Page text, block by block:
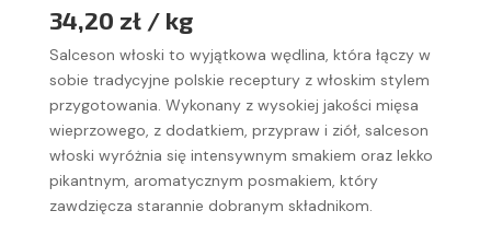
do
34,22 zł
34,20 zł / kg
Salceson włoski to wyjątkowa wędlina, która łączy w
sobie tradycyjne polskie receptury z włoskim stylem
przygotowania. Wykonany z wysokiej jakości mięsa
wieprzowego, z dodatkiem, przypraw i ziół, salceson
włoski wyróżnia się intensywnym smakiem oraz lekko
pikantnym, aromatycznym posmakiem, który
zawdzięcza starannie dobranym składnikom.